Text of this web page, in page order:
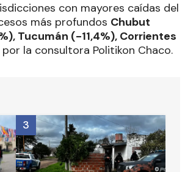
con mayores caídas del
más profundos Chubut
Tucumán (-11,4%), Corrientes
la consultora Politikon Chaco.
3